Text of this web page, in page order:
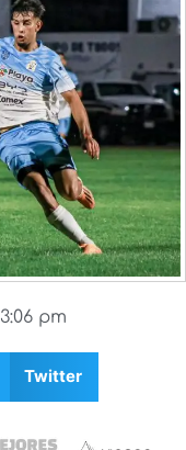
3:06 pm
Twitter